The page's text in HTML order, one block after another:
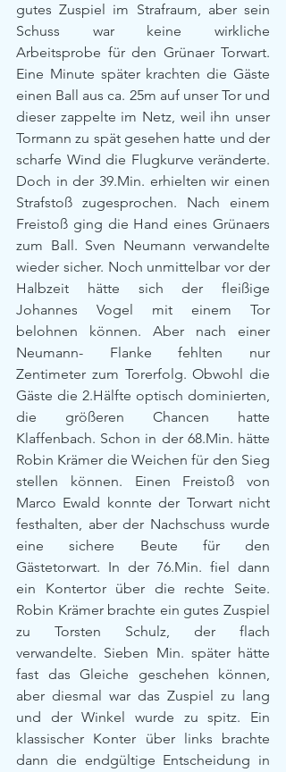
gutes Zuspiel im Strafraum, aber sein
Schuss war keine wirkliche
Arbeitsprobe für den Grünaer Torwart.
Eine Minute später krachten die Gäste
einen Ball aus ca. 25m auf unser Tor und
dieser zappelte im Netz, weil ihn unser
Tormann zu spät gesehen hatte und der
scharfe Wind die Flugkurve veränderte.
Doch in der 39.Min. erhielten wir einen
Strafstoß zugesprochen. Nach einem
Freistoß ging die Hand eines Grünaers
zum Ball. Sven Neumann verwandelte
wieder sicher. Noch unmittelbar vor der
Halbzeit hätte sich der fleißige
Johannes Vogel mit einem Tor
belohnen können. Aber nach einer
Neumann- Flanke fehlten nur
Zentimeter zum Torerfolg. Obwohl die
Gäste die 2.Hälfte optisch dominierten,
die größeren Chancen hatte
Klaffenbach. Schon in der 68.Min. hätte
Robin Krämer die Weichen für den Sieg
stellen können. Einen Freistoß von
Marco Ewald konnte der Torwart nicht
festhalten, aber der Nachschuss wurde
eine sichere Beute für den
Gästetorwart. In der 76.Min. fiel dann
ein Kontertor über die rechte Seite.
Robin Krämer brachte ein gutes Zuspiel
zu Torsten Schulz, der flach
verwandelte. Sieben Min. später hätte
fast das Gleiche geschehen können,
aber diesmal war das Zuspiel zu lang
und der Winkel wurde zu spitz. Ein
klassischer Konter über links brachte
dann die endgültige Entscheidung in